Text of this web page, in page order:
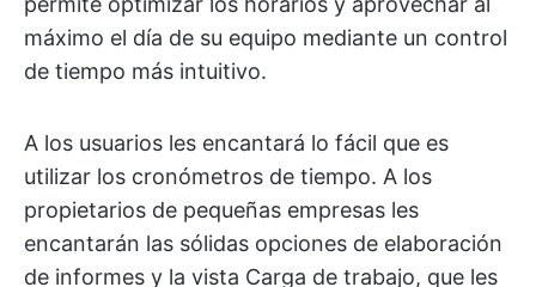
máximo el día de su equipo mediante un control
de tiempo más intuitivo.
A los usuarios les encantará lo fácil que es
utilizar los cronómetros de tiempo. A los
propietarios de pequeñas empresas les
encantarán las sólidas opciones de elaboración
de informes y la vista Carga de trabajo, que les